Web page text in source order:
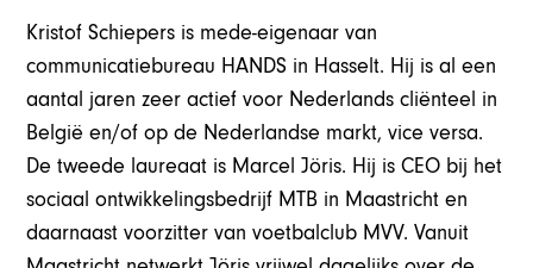
Kristof Schiepers is mede-eigenaar van
communicatiebureau HANDS in Hasselt. Hij is al een
aantal jaren zeer actief voor Nederlands cliënteel in
België en/of op de Nederlandse markt, vice versa.
De tweede laureaat is Marcel Jöris. Hij is CEO bij het
sociaal ontwikkelingsbedrijf MTB in Maastricht en
daarnaast voorzitter van voetbalclub MVV. Vanuit